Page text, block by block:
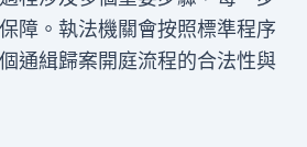
障。執法機關會按照標準程序
通緝歸案開庭流程的合法性與